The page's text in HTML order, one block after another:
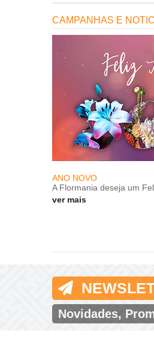
CAMPANHAS E
ANO NOVO
A Flormania deseja um
ver mais
Novidades,